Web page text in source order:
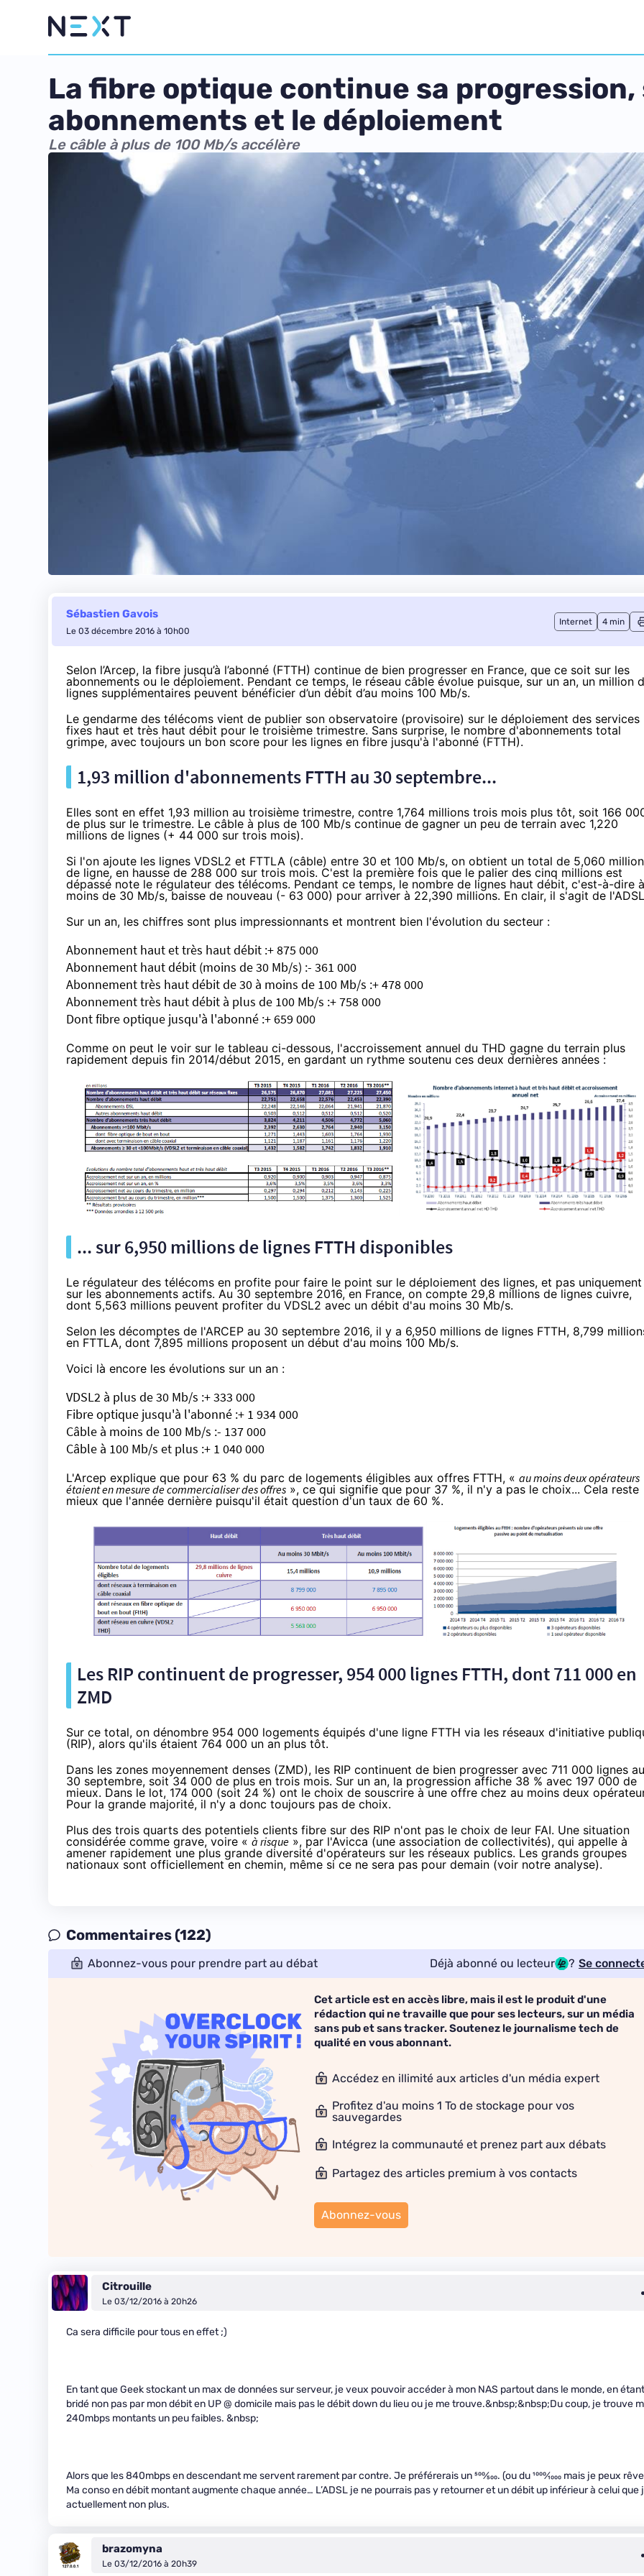
La fibre optique continue sa progression,
abonnements et le déploiement
Le câble à plus de 100 Mb/s accélère
Sébastien Gavois
Le 03 décembre 2016 à 10h00
Internet 4 min
Selon l’Arcep, la fibre jusqu’à l’abonné (FTTH) continue de bien progresser en France, que ce soit sur les
abonnements ou le déploiement. Pendant ce temps, le réseau câble évolue puisque, sur un an, un million
lignes supplémentaires peuvent bénéficier d’un débit d’au moins 100 Mb/s.
Le gendarme des télécoms vient de publier son observatoire (provisoire) sur le déploiement des services
fixes haut et très haut débit pour le troisième trimestre. Sans surprise, le nombre d'abonnements total
grimpe, avec toujours un bon score pour les lignes en fibre jusqu'à l'abonné (FTTH).
1,93 million d'abonnements FTTH au 30 septembre...
Elles sont en effet 1,93 million au troisième trimestre, contre 1,764 millions trois mois plus tôt, soit 166
de plus sur le trimestre. Le câble à plus de 100 Mb/s continue de gagner un peu de terrain avec 1,220
millions de lignes (+ 44 000 sur trois mois).
Si l'on ajoute les lignes VDSL2 et FTTLA (câble) entre 30 et 100 Mb/s, on obtient un total de 5,060
de ligne, en hausse de 288 000 sur trois mois. C'est la première fois que le palier des cinq millions est
dépassé note le régulateur des télécoms. Pendant ce temps, le nombre de lignes haut débit, c'est-à-dire à
moins de 30 Mb/s, baisse de nouveau (- 63 000) pour arriver à 22,390 millions. En clair, il s'agit de
Sur un an, les chiffres sont plus impressionnants et montrent bien l'évolution du secteur :
Abonnement haut et très haut débit :+ 875 000
Abonnement haut débit (moins de 30 Mb/s) :- 361 000
Abonnement très haut débit de 30 à moins de 100 Mb/s :+ 478 000
Abonnement très haut débit à plus de 100 Mb/s :+ 758 000
Dont fibre optique jusqu'à l'abonné :+ 659 000
Comme on peut le voir sur le tableau ci-dessous, l'accroissement annuel du THD gagne du terrain plus
rapidement depuis fin 2014/début 2015, en gardant un rythme soutenu ces deux dernières années :
... sur 6,950 millions de lignes FTTH disponibles
Le régulateur des télécoms en profite pour faire le point sur le déploiement des lignes, et pas uniquement
sur les abonnements actifs. Au 30 septembre 2016, en France, on compte 29,8 millions de lignes cuivre,
dont 5,563 millions peuvent profiter du VDSL2 avec un débit d'au moins 30 Mb/s.
Selon les décomptes de l'ARCEP au 30 septembre 2016, il y a 6,950 millions de lignes FTTH, 8,799
en FTTLA, dont 7,895 millions proposent un début d'au moins 100 Mb/s.
Voici là encore les évolutions sur un an :
VDSL2 à plus de 30 Mb/s :+ 333 000
Fibre optique jusqu'à l'abonné :+ 1 934 000
Câble à moins de 100 Mb/s :- 137 000
Câble à 100 Mb/s et plus :+ 1 040 000
L'Arcep explique que pour 63 % du parc de logements éligibles aux offres FTTH, « au moins deux opérateurs
étaient en mesure de commercialiser des offres », ce qui signifie que pour 37 %, il n'y a pas le choix... Cela reste
mieux que l'année dernière puisqu'il était question d'un taux de 60 %.
Les RIP continuent de progresser, 954 000 lignes FTTH, dont 711 000 en
ZMD
Sur ce total, on dénombre 954 000 logements équipés d'une ligne FTTH via les réseaux d'initiative
(RIP), alors qu'ils étaient 764 000 un an plus tôt.
Dans les zones moyennement denses (ZMD), les RIP continuent de bien progresser avec 711 000 lignes au
30 septembre, soit 34 000 de plus en trois mois. Sur un an, la progression affiche 38 % avec 197 000 de
mieux. Dans le lot, 174 000 (soit 24 %) ont le choix de souscrire à une offre chez au moins deux
Pour la grande majorité, il n'y a donc toujours pas de choix.
Plus des trois quarts des potentiels clients fibre sur des RIP n'ont pas le choix de leur FAI. Une situation
considérée comme grave, voire « à risque », par l'Avicca (une association de collectivités), qui appelle à
amener rapidement une plus grande diversité d'opérateurs sur les réseaux publics. Les grands groupes
nationaux sont officiellement en chemin, même si ce ne sera pas pour demain (voir notre analyse).
Commentaires (122)
Abonnez-vous pour prendre part au débat Déjà abonné ou lecteur ? Se
Cet article est en accès libre, mais il est le produit d'une
rédaction qui ne travaille que pour ses lecteurs, sur un média
sans pub et sans tracker. Soutenez le journalisme tech de
qualité en vous abonnant.
Accédez en illimité aux articles d'un média expert
Profitez d'au moins 1 To de stockage pour vos
sauvegardes
Intégrez la communauté et prenez part aux débats
Partagez des articles premium à vos contacts
Abonnez-vous
Citrouille
Le 03/12/2016 à 20h26
Ca sera difficile pour tous en effet ;)
En tant que Geek stockant un max de données sur serveur, je veux pouvoir accéder à mon NAS partout dans le monde, en étant
bridé non pas par mon débit en UP @ domicile mais pas le débit down du lieu ou je me trouve.&nbsp;&nbsp;Du coup, je trouve
240mbps montants un peu faibles. &nbsp;
Alors que les 840mbps en descendant me servent rarement par contre. Je préférerais un500⁄500. (ou du1000⁄1000 mais je peux
Ma conso en débit montant augmente chaque année… L’ADSL je ne pourrais pas y retourner et un débit up inférieur à celui que
actuellement non plus.
brazomyna
Le 03/12/2016 à 20h39